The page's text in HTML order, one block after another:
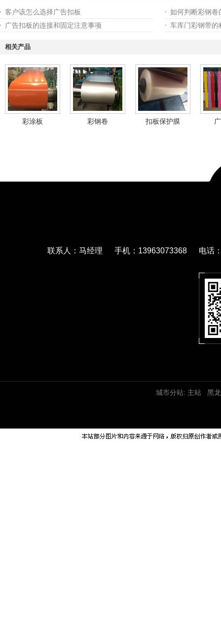
客户该怎么选择广告扣板
如何判断彩钢卷
广告扣板的连接和固定注意事项
车库门彩钢带的
相关产品
彩涂板 彩钢卷 扣板保护膜
联系人：马经理 手机：13963073368 电话
城市分站: 主站 黑